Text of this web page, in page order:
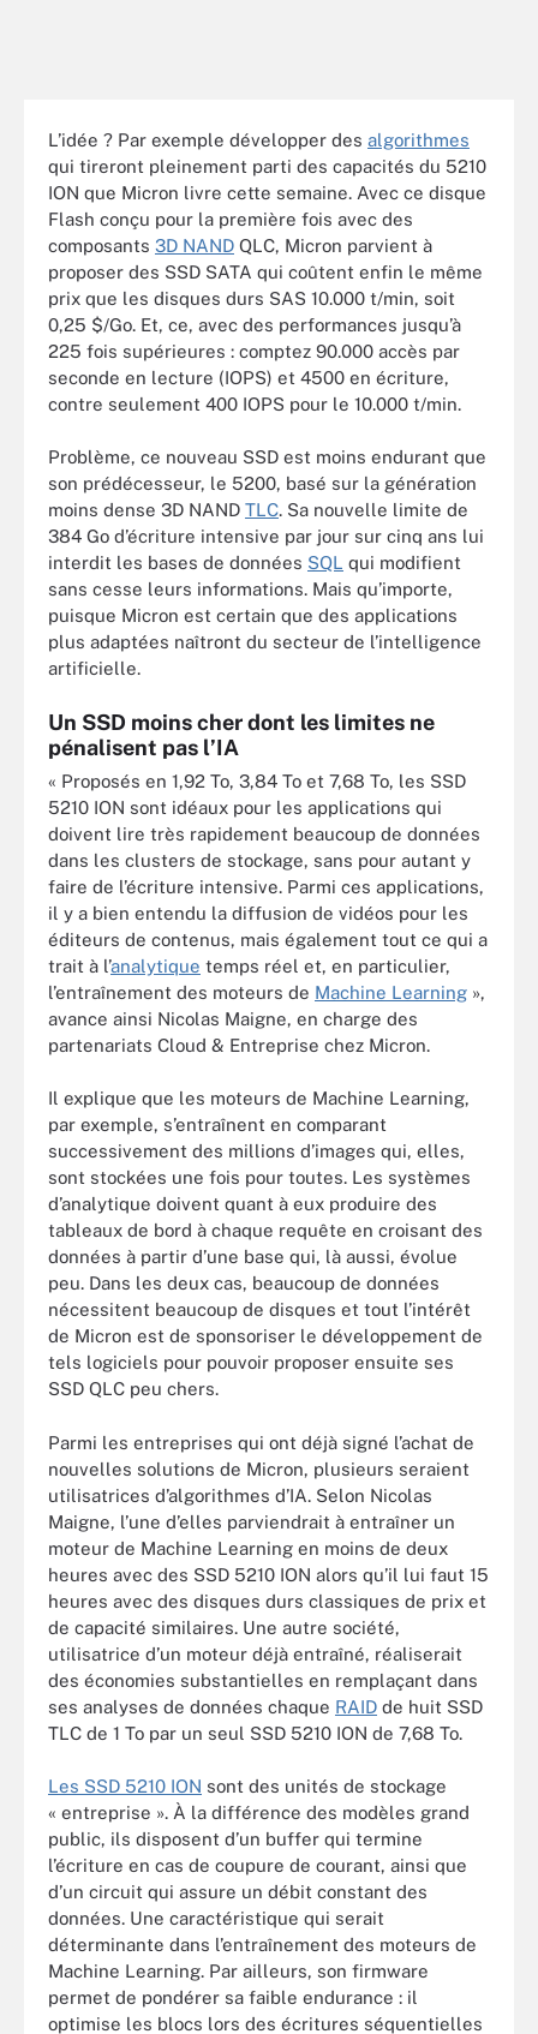
L’idée ? Par exemple développer des algorithmes
qui tireront pleinement parti des capacités du 5210
ION que Micron livre cette semaine. Avec ce disque
Flash conçu pour la première fois avec des
composants 3D NAND QLC, Micron parvient à
proposer des SSD SATA qui coûtent enfin le même
prix que les disques durs SAS 10.000 t/min, soit
0,25 $/Go. Et, ce, avec des performances jusqu’à
225 fois supérieures : comptez 90.000 accès par
seconde en lecture (IOPS) et 4500 en écriture,
contre seulement 400 IOPS pour le 10.000 t/min.
Problème, ce nouveau SSD est moins endurant que
son prédécesseur, le 5200, basé sur la génération
moins dense 3D NAND TLC. Sa nouvelle limite de
384 Go d’écriture intensive par jour sur cinq ans lui
interdit les bases de données SQL qui modifient
sans cesse leurs informations. Mais qu’importe,
puisque Micron est certain que des applications
plus adaptées naîtront du secteur de l’intelligence
artificielle.
Un SSD moins cher dont les limites ne
pénalisent pas l’IA
« Proposés en 1,92 To, 3,84 To et 7,68 To, les SSD
5210 ION sont idéaux pour les applications qui
doivent lire très rapidement beaucoup de données
dans les clusters de stockage, sans pour autant y
faire de l’écriture intensive. Parmi ces applications,
il y a bien entendu la diffusion de vidéos pour les
éditeurs de contenus, mais également tout ce qui a
trait à l’analytique temps réel et, en particulier,
l’entraînement des moteurs de Machine Learning »,
avance ainsi Nicolas Maigne, en charge des
partenariats Cloud & Entreprise chez Micron.
Il explique que les moteurs de Machine Learning,
par exemple, s’entraînent en comparant
successivement des millions d’images qui, elles,
sont stockées une fois pour toutes. Les systèmes
d’analytique doivent quant à eux produire des
tableaux de bord à chaque requête en croisant des
données à partir d’une base qui, là aussi, évolue
peu. Dans les deux cas, beaucoup de données
nécessitent beaucoup de disques et tout l’intérêt
de Micron est de sponsoriser le développement de
tels logiciels pour pouvoir proposer ensuite ses
SSD QLC peu chers.
Parmi les entreprises qui ont déjà signé l’achat de
nouvelles solutions de Micron, plusieurs seraient
utilisatrices d’algorithmes d’IA. Selon Nicolas
Maigne, l’une d’elles parviendrait à entraîner un
moteur de Machine Learning en moins de deux
heures avec des SSD 5210 ION alors qu’il lui faut 15
heures avec des disques durs classiques de prix et
de capacité similaires. Une autre société,
utilisatrice d’un moteur déjà entraîné, réaliserait
des économies substantielles en remplaçant dans
ses analyses de données chaque RAID de huit SSD
TLC de 1 To par un seul SSD 5210 ION de 7,68 To.
Les SSD 5210 ION sont des unités de stockage
« entreprise ». À la différence des modèles grand
public, ils disposent d’un buffer qui termine
l’écriture en cas de coupure de courant, ainsi que
d’un circuit qui assure un débit constant des
données. Une caractéristique qui serait
déterminante dans l’entraînement des moteurs de
Machine Learning. Par ailleurs, son firmware
permet de pondérer sa faible endurance : il
optimise les blocs lors des écritures séquentielles